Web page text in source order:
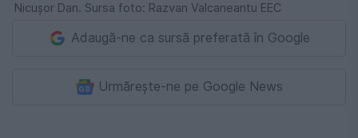
Nicușor Dan. Sursa foto: Razvan Valcaneantu EEC
Adaugă-ne ca sursă preferată în Google
Urmărește-ne pe Google News